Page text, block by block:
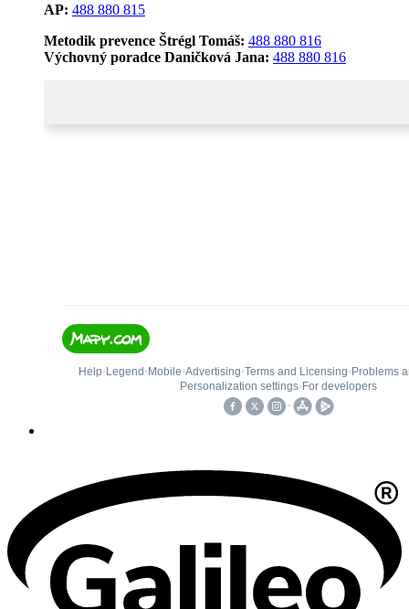
AP: 488 880 815
Metodik prevence Štrégl Tomáš: 488 880 816
Výchovný poradce Daničková Jana: 488 880 816